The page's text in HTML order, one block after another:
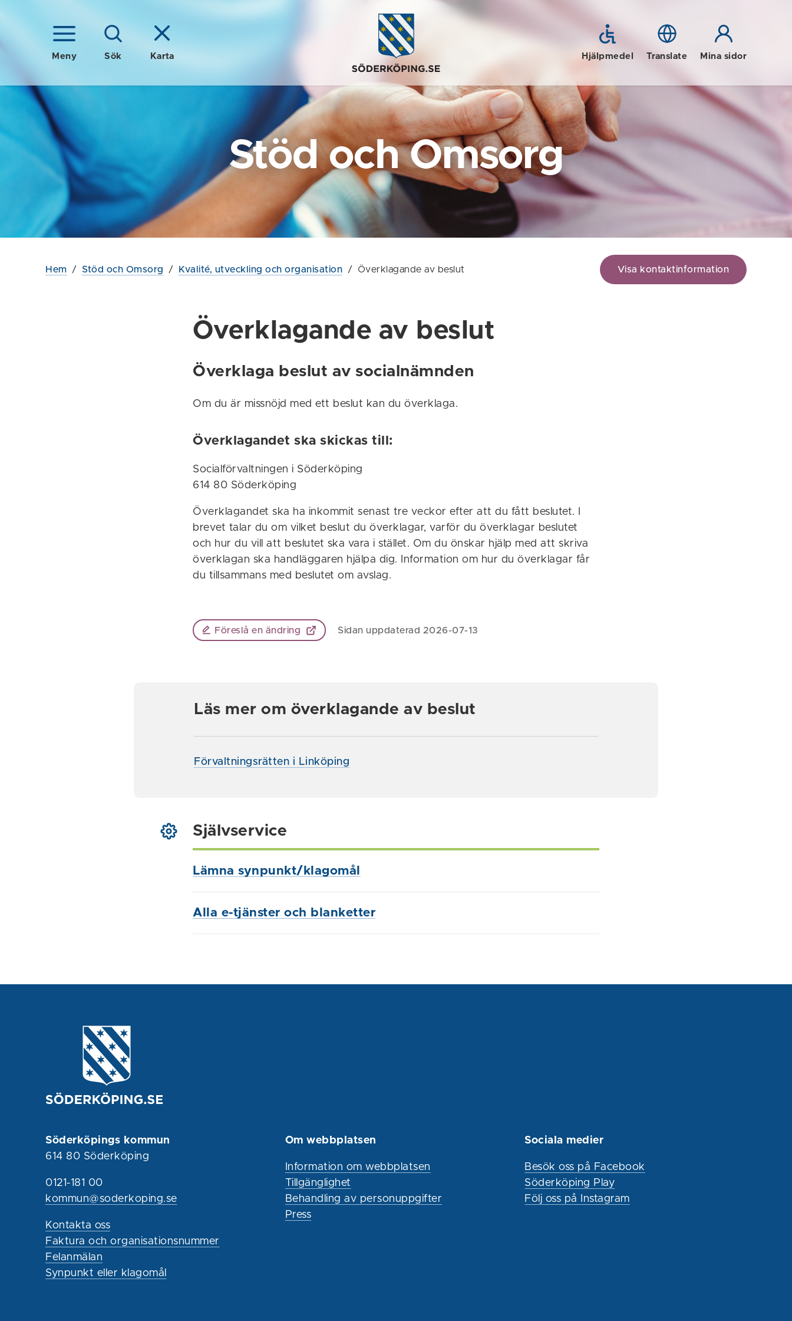
Meny Sök Karta Hjälpmedel Translate Mina sidor
Stöd och Omsorg
Hem / Stöd och Omsorg / Kvalité, utveckling och organisation / Överklagande av beslut Visa kontaktinformation
Överklagande av beslut
Överklaga beslut av socialnämnden
Om du är missnöjd med ett beslut kan du överklaga.
Överklagandet ska skickas till:
Socialförvaltningen i Söderköping
614 80 Söderköping
Överklagandet ska ha inkommit senast tre veckor efter att du fått beslutet. I
brevet talar du om vilket beslut du överklagar, varför du överklagar beslutet
och hur du vill att beslutet ska vara i stället. Om du önskar hjälp med att skriva
överklagan ska handläggaren hjälpa dig. Information om hur du överklagar får
du tillsammans med beslutet om avslag.
Föreslå en ändring Sidan uppdaterad 2026-07-13
Läs mer om överklagande av beslut
Förvaltningsrätten i Linköping
Självservice
Lämna synpunkt/klagomål
Alla e-tjänster och blanketter
Söderköpings kommun
614 80 Söderköping
0121-181 00
kommun@soderkoping.se
Kontakta oss
Faktura och organisationsnummer
Felanmälan
Synpunkt eller klagomål
Om webbplatsen
Information om webbplatsen
Tillgänglighet
Behandling av personuppgifter
Press
Sociala medier
Besök oss på Facebook
Söderköping Play
Följ oss på Instagram